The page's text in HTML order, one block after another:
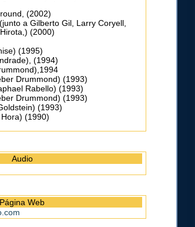
(2002)
a Gilberto Gil, Larry Coryell,
(2000)
(1995)
(1994)
Drummond) (1993)
Rabello) (1993)
Drummond) (1993)
(1993)
(1990)
Audio
Página Web